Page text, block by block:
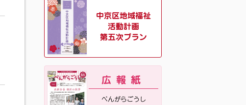
中京区地域福祉
活動計画
第五次プラン
広報紙
べんがらごうし